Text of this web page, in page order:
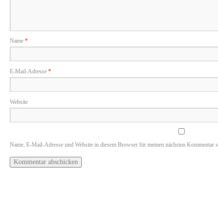
Name *
E-Mail-Adresse *
Website
Name, E-Mail-Adresse und Website in diesem Browser für meinen nächsten Kommentar